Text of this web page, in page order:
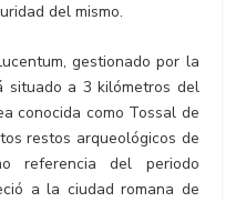
del mismo.
gestionado por la
situado a 3 kilómetros del
conocida como Tossal de
restos arqueológicos de
referencia del periodo
a la ciudad romana de